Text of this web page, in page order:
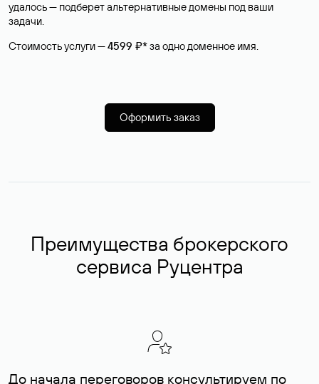
удалось — подберет альтернативные домены под ваши
задачи.
Стоимость услуги —4599 ₽*за одно доменное имя.
Оформить заказ
Преимущества брокерского
сервиса Руцентра
До начала переговоров консультируем по